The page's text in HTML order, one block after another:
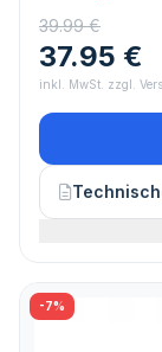
39.99 €
37.95 €
inkl. MwSt. zzgl.
-7%